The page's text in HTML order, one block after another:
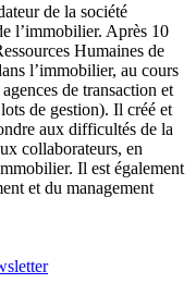
de la société
l’immobilier. Après 10
Humaines de
l’immobilier, au cours
de transaction et
de gestion). Il créé et
aux difficultés de la
collaborateurs, en
Il est également
et du management